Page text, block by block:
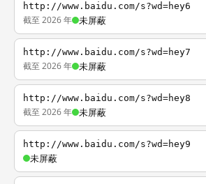
http://www.baidu.com/s?wd=hey6
截至 2026 年 未屏蔽
http://www.baidu.com/s?wd=hey7
截至 2026 年 未屏蔽
http://www.baidu.com/s?wd=hey8
截至 2026 年 未屏蔽
http://www.baidu.com/s?wd=hey9
未屏蔽